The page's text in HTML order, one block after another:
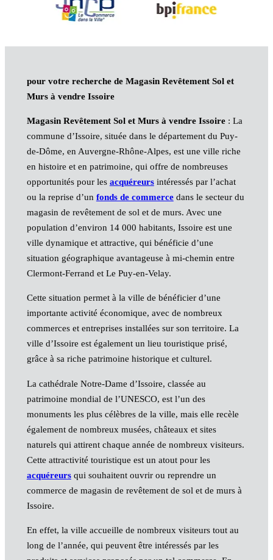
pour votre recherche de Magasin Revêtement Sol et
Murs à vendre Issoire
Magasin Revêtement Sol et Murs à vendre Issoire: La
commune d’Issoire, située dans le département du Puy-
de-Dôme, en Auvergne-Rhône-Alpes, est une ville riche
en histoire et en patrimoine, qui offre de nombreuses
opportunités pour les acquéreursintéressés par l’achat
ou la reprise d’un fonds de commercedans le secteur du
magasin de revêtement de sol et de murs. Avec une
population d’environ 14 000 habitants, Issoire est une
ville dynamique et attractive, qui bénéficie d’une
situation géographique avantageuse à mi-chemin entre
Clermont-Ferrand et Le Puy-en-Velay.
Cette situation permet à la ville de bénéficier d’une
importante activité économique, avec de nombreux
commerces et entreprises installées sur son territoire. La
ville d’Issoire est également un lieu touristique prisé,
grâce à sa riche patrimoine historique et culturel.
La cathédrale Notre-Dame d’Issoire, classée au
patrimoine mondial de l’UNESCO, est l’un des
monuments les plus célèbres de la ville, mais elle recèle
également de nombreux musées, châteaux et sites
naturels qui attirent chaque année de nombreux visiteurs.
Cette attractivité touristique est un atout pour les
acquéreursqui souhaitent ouvrir ou reprendre un
commerce de magasin de revêtement de sol et de murs à
Issoire.
En effet, la ville accueille de nombreux visiteurs tout au
long de l’année, qui peuvent être intéressés par les